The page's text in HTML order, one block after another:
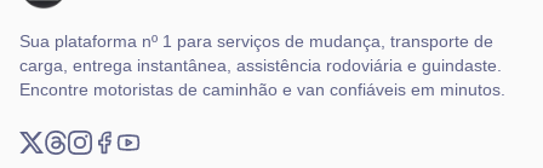
Sua plataforma nº 1 para serviços de mudança, transporte de
carga, entrega instantânea, assistência rodoviária e guindaste.
Encontre motoristas de caminhão e van confiáveis em minutos.